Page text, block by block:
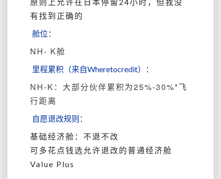
有找到正确的
舱位：
NH- K舱
里程累积（来自Wheretocredit）：
NH-K：大部分伙伴累积为25%-30%*飞
行距离
自愿退改规则：
基础经济舱：不退不改
可多花点钱选允许退改的普通经济舱
Value Plus